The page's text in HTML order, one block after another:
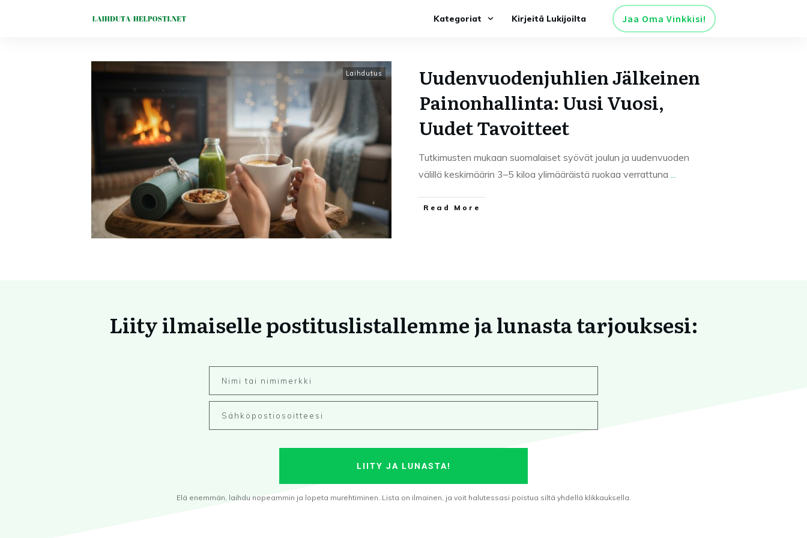
Kategoriat Kirjeitä Lukijoilta Jaa Oma Vinkkisi!
Laihdutus
Uudenvuodenjuhlien Jälkeinen
Painonhallinta: Uusi Vuosi,
Uudet Tavoitteet
Tutkimusten mukaan suomalaiset syövät joulun ja uudenvuoden
välillä keskimäärin 3–5 kiloa ylimääräistä ruokaa verrattuna ...
Read More
Liity ilmaiselle postituslistallemme ja lunasta tarjouksesi:
LIITY JA LUNASTA!
Elä enemmän, laihdu nopeammin ja lopeta murehtiminen. Lista on ilmainen, ja voit halutessasi poistua siltä yhdellä klikkauksella.